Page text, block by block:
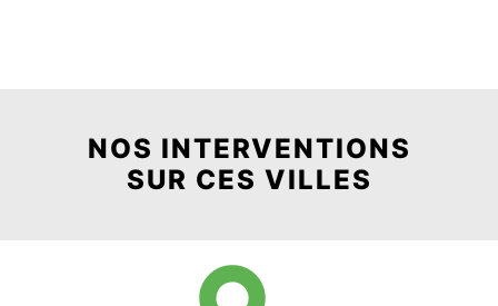
NOS INTERVENTIONS
SUR CES VILLES